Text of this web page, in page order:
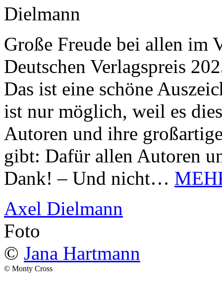
Große Freude bei allen im
Deutschen Verlagspreis
Das ist eine schöne
ist nur möglich, weil es
Autoren und ihre
gibt: Dafür allen Autoren
Dank! – Und nicht…
Axel Dielmann
Foto
© Jana Hartmann
© Monty Cross